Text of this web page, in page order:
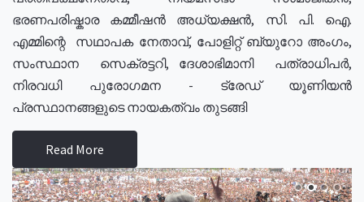
ഭരണപരിഷ്കാര കമ്മീഷൻ അധ്യക്ഷൻ, സി. പി. ഐ.
എമ്മിന്റെ സഥാപക നേതാവ്, പോളിറ്റ് ബ്യുറോ അംഗം,
സംസ്ഥാന സെക്രട്ടറി, ദേശാഭിമാനി പത്രാധിപർ,
നിരവധി പുരോഗമന - ട്രേഡ് യൂണിയൻ
പ്രസ്ഥാനങ്ങളുടെ നായകത്വം തുടങ്ങി
Read More